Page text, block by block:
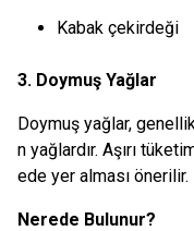
Kabak çekirdeği
3. Doymuş Yağlar
Doymuş yağlar,
n yağlardır. Aşırı
ede yer alması önerilir.
Nerede Bulunur?